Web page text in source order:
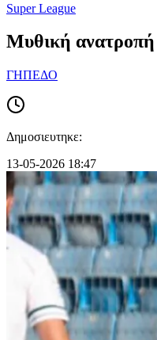
Super League
Μυθική ανατροπή
ΓΗΠΕΔΟ
Δημοσιευτηκε:
13-05-2026 18:47